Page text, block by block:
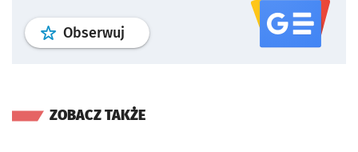
Obserwuj profil serwisu
ZOBACZ TAKŻE